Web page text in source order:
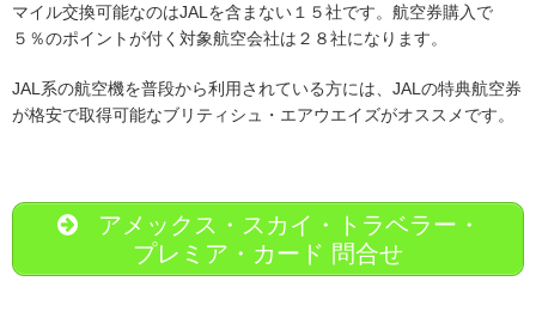
マイル交換可能なのはJALを含まない１５社です。航空券購入で
５％のポイントが付く対象航空会社は２８社になります。
JAL系の航空機を普段から利用されている方には、JALの特典航空券
が格安で取得可能なブリティシュ・エアウエイズがオススメです。
アメックス・スカイ・トラベラー・
プレミア・カード 問合せ